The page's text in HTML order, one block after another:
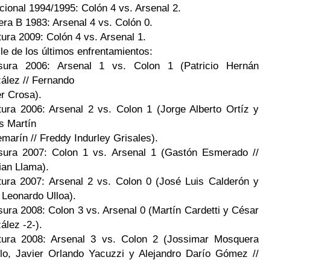
1994/1995: Colón 4 vs. Arsenal 2.
B 1983: Arsenal 4 vs. Colón 0.
2009: Colón 4 vs. Arsenal 1.
de los últimos enfrentamientos:
2006: Arsenal 1 vs. Colon 1 (Patricio Hernán
// Fernando
Crosa).
2006: Arsenal 2 vs. Colon 1 (Jorge Alberto Ortíz y
Martín
// Freddy Indurley Grisales).
2007: Colon 1 vs. Arsenal 1 (Gastón Esmerado //
Llama).
2007: Arsenal 2 vs. Colon 0 (José Luis Calderón y
Ulloa).
2008: Colon 3 vs. Arsenal 0 (Martín Cardetti y César
-2-).
2008: Arsenal 3 vs. Colon 2 (Jossimar Mosquera
Javier Orlando Yacuzzi y Alejandro Darío Gómez //